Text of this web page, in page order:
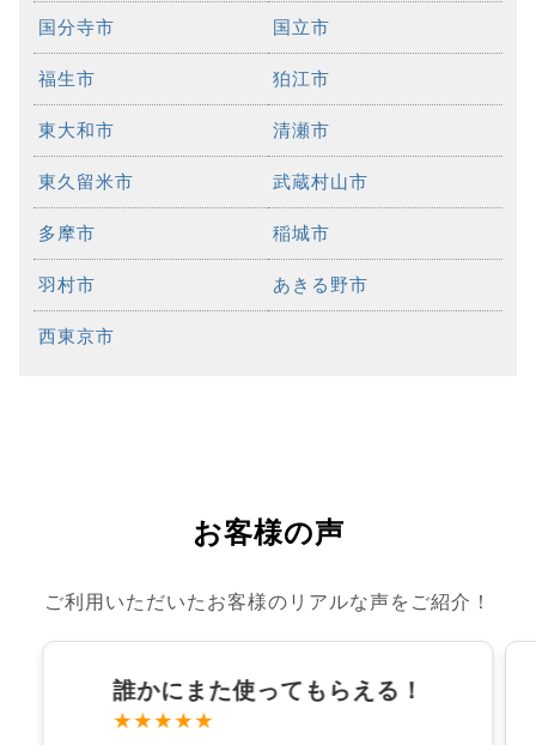
国分寺市 国立市
福生市 狛江市
東大和市 清瀬市
東久留米市 武蔵村山市
多摩市 稲城市
羽村市 あきる野市
西東京市
お客様の声
ご利用いただいたお客様のリアルな声をご紹介！
誰かにまた使ってもらえる！
★★★★★